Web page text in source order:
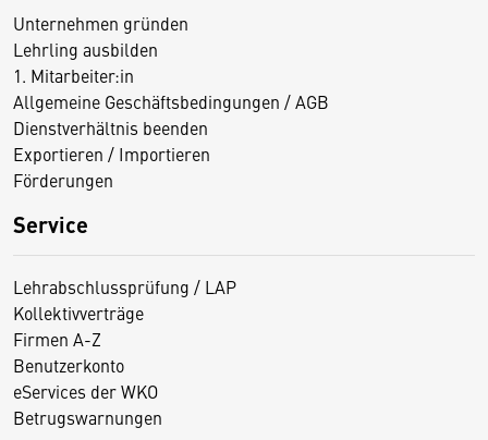
Unternehmen gründen
Lehrling ausbilden
1. Mitarbeiter:in
Allgemeine Geschäftsbedingungen / AGB
Dienstverhältnis beenden
Exportieren / Importieren
Förderungen
Service
Lehrabschlussprüfung / LAP
Kollektivverträge
Firmen A-Z
Benutzerkonto
eServices der WKO
Betrugswarnungen